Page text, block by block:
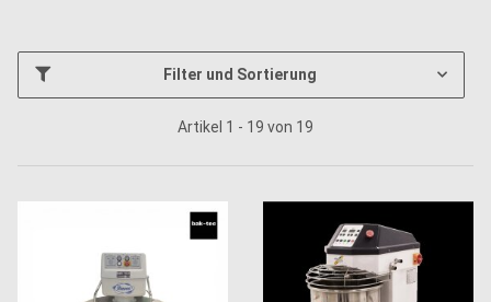
Filter und Sortierung
Artikel 1 - 19 von 19